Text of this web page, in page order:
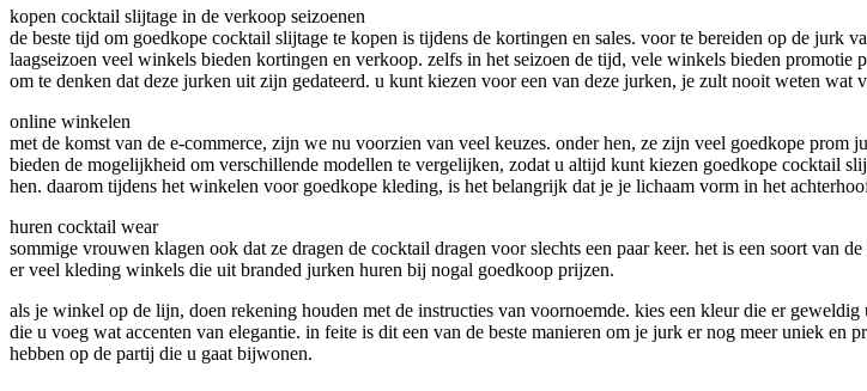
kopen cocktail slijtage in de verkoop seizoenen
de beste tijd om goedkope cocktail slijtage te kopen is tijdens de kortingen en sales. voor te bereiden op de jurk
laagseizoen veel winkels bieden kortingen en verkoop. zelfs in het seizoen de tijd, vele winkels bieden promotie
om te denken dat deze jurken uit zijn gedateerd. u kunt kiezen voor een van deze jurken, je zult nooit weten wat
online winkelen
met de komst van de e-commerce, zijn we nu voorzien van veel keuzes. onder hen, ze zijn veel goedkope
bieden de mogelijkheid om verschillende modellen te vergelijken, zodat u altijd kunt kiezen goedkope cocktail
hen. daarom tijdens het winkelen voor goedkope kleding, is het belangrijk dat je je lichaam vorm in het
huren cocktail wear
sommige vrouwen klagen ook dat ze dragen de cocktail dragen voor slechts een paar keer. het is een soort van
er veel kleding winkels die uit branded jurken huren bij nogal goedkoop prijzen.
als je winkel op de lijn, doen rekening houden met de instructies van voornoemde. kies een kleur die er
die u voeg wat accenten van elegantie. in feite is dit een van de beste manieren om je jurk er nog meer uniek
hebben op de partij die u gaat bijwonen.